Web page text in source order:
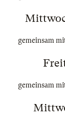
gemeinsam
gemeinsam